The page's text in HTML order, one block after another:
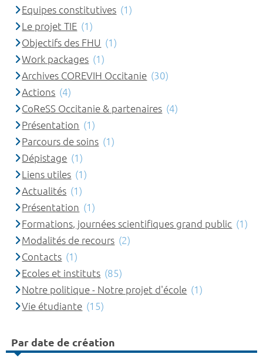
Equipes constitutives (1)
Le projet TIE (1)
Objectifs des FHU (1)
Work packages (1)
Archives COREVIH Occitanie (30)
Actions (4)
CoReSS Occitanie & partenaires (4)
Présentation (1)
Parcours de soins (1)
Dépistage (1)
Liens utiles (1)
Actualités (1)
Présentation (1)
Formations, journées scientifiques grand public (1)
Modalités de recours (2)
Contacts (1)
Ecoles et instituts (85)
Notre politique - Notre projet d'école (1)
Vie étudiante (15)
Par date de création